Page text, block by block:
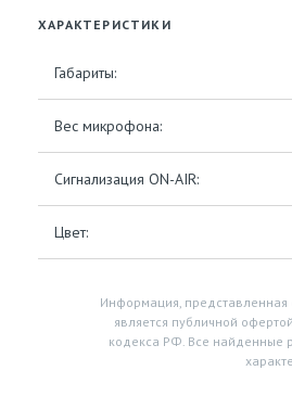
ХАРАКТЕРИСТИКИ
Габариты:
Вес микрофона:
Сигнализация ON-AIR:
Цвет:
Информация, представленная
является публичной
кодекса РФ. Все найденные